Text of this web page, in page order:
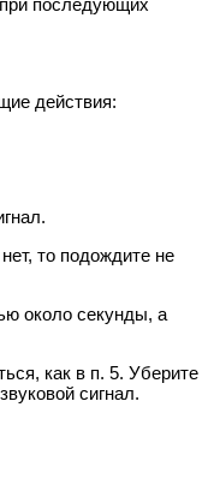
при последующих
действия:
то подождите не
около секунды, а
как в п. 5. Уберите
сигнал.